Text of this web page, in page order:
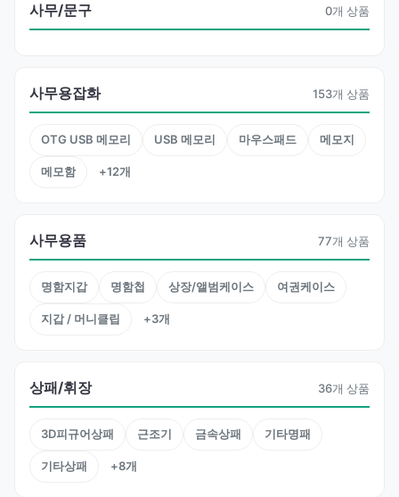
사무/문구 0개 상품
사무용잡화 153개 상품
OTG USB 메모리 USB 메모리 마우스패드 메모지
메모함 +12개
사무용품 77개 상품
명함지갑 명함첩 상장/앨범케이스 여권케이스
지갑 / 머니클립 +3개
상패/휘장 36개 상품
3D피규어상패 근조기 금속상패 기타명패
기타상패 +8개